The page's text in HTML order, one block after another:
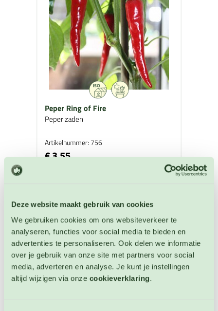
Deze website maakt gebruik van cookies
We gebruiken cookies om ons websiteverkeer te
analyseren, functies voor social media te bieden en
advertenties te personaliseren. Ook delen we informatie
over je gebruik van onze site met partners voor social
media, adverteren en analyse. Je kunt je instellingen
altijd wijzigen via onze cookieverklaring.
Peper Ring of Fire
Peper zaden
Artikelnummer: 756
€ 3,55